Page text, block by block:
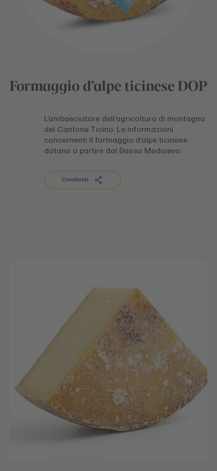
Formaggio d’alpe ticinese DOP
L’ambasciatore dell’agricoltura di montagna
del Cantone Ticino. Le informazioni
concernenti il formaggio d’alpe ticinese
datano a partire dal Basso Medioevo.
Condividi